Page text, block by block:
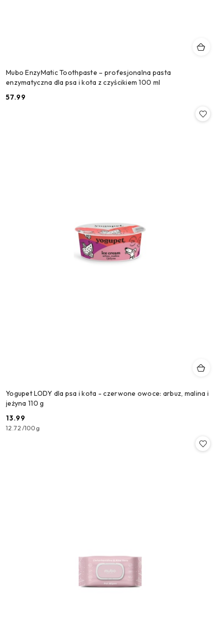
Mubo EnzyMatic Toothpaste – profesjonalna pasta
enzymatyczna dla psa i kota z czyścikiem 100 ml
Cena:
57.99
Yogupet LODY dla psa i kota - czerwone owoce: arbuz, malina i
jeżyna 110 g
Cena:
13.99
12.72/100g